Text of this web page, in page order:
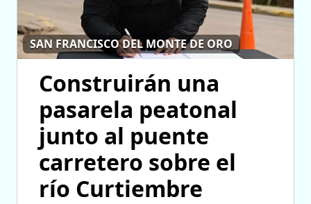
SAN FRANCISCO DEL MONTE DE ORO
Construirán una
pasarela peatonal
junto al puente
carretero sobre el
río Curtiembre